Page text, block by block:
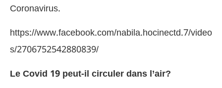
Coronavirus.
https://www.facebook.com/nabila.hocinectd.7/video
s/2706752542880839/
Le Covid 19 peut-il circuler dans l’air?